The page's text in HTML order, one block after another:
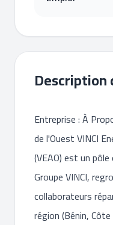
Description
Entreprise : À
de l'Ouest VINCI
(VEAO) est un
Groupe VINCI,
collaborateurs
région (Bénin,